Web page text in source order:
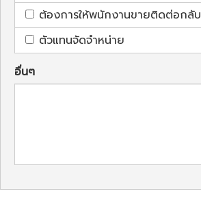
ต้องการให้พนักงานขายติดต่อกลับ
ตัวแทนจัดจำหน่าย
อื่นๆ